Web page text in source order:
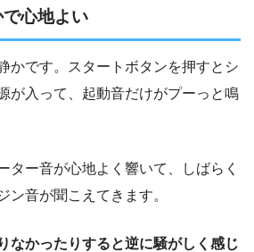
心地よい
かです。スタートボタンを押すとシ
が入って、起動音だけがプーっと鳴
ター音が心地よく響いて、しばらく
ン音が聞こえてきます。
なかったりすると逆に騒がしく感じ